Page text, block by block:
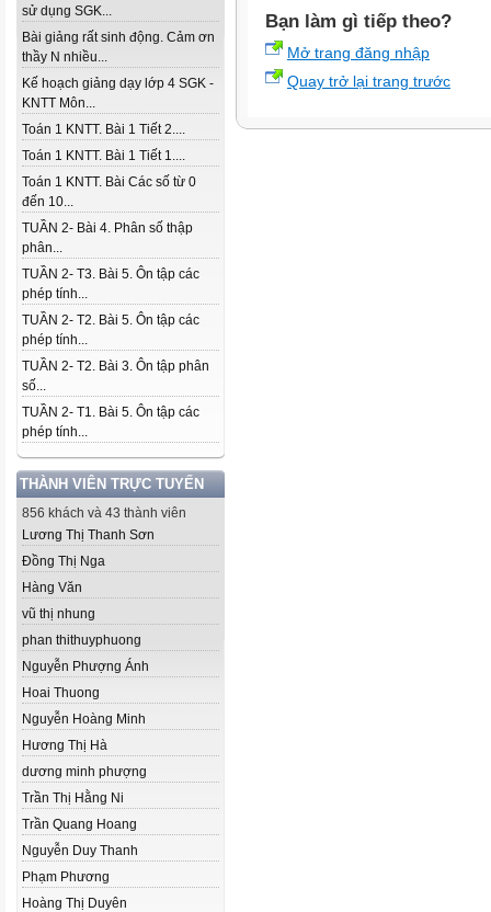
sử dụng SGK...
Bài giảng rất sinh động. Cảm ơn
thầy N nhiều...
Kế hoạch giảng dạy lớp 4 SGK -
KNTT Môn...
Toán 1 KNTT. Bài 1 Tiết 2....
Toán 1 KNTT. Bài 1 Tiết 1....
Toán 1 KNTT. Bài Các số từ 0
đến 10...
TUẦN 2- Bài 4. Phân số thập
phân...
TUẦN 2- T3. Bài 5. Ôn tập các
phép tính...
TUẦN 2- T2. Bài 5. Ôn tập các
phép tính...
TUẦN 2- T2. Bài 3. Ôn tập phân
số...
TUẦN 2- T1. Bài 5. Ôn tập các
phép tính...
THÀNH VIÊN TRỰC TUYẾN
856 khách và 43 thành viên
Lương Thị Thanh Sơn
Đồng Thị Nga
Hàng Văn
vũ thị nhung
phan thithuyphuong
Nguyễn Phượng Ánh
Hoai Thuong
Nguyễn Hoàng Minh
Hương Thị Hà
dương minh phượng
Trần Thị Hằng Ni
Trần Quang Hoang
Nguyễn Duy Thanh
Phạm Phương
Hoàng Thị Duyên
Bạn làm gì tiếp theo?
Mở trang đăng nhập
Quay trở lại trang trước